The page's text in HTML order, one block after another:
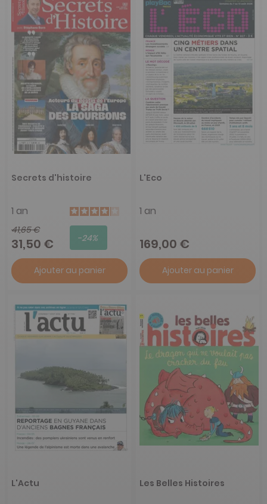
Secrets d'histoire
1 an
41,65 €
31,50 € -24%
Ajouter au panier
L'Eco
1 an
169,00 €
Ajouter au panier
L'Actu Les Belles Histoires